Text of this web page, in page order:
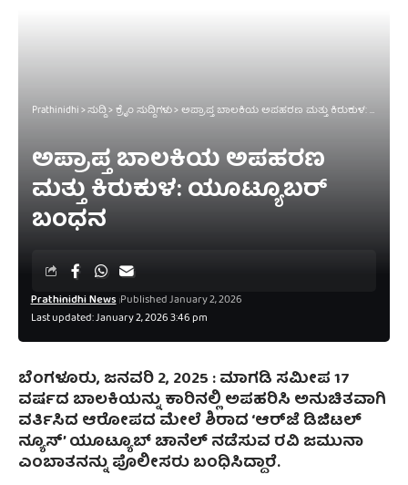
Prathinidhi>ಸುದ್ದಿ>ಕ್ರೈಂ ಸುದ್ದಿಗಳು>ಅಪ್ರಾಪ್ತ ಬಾಲಕಿಯ ಅಪಹರಣ ಮತ್ತು ಕಿರುಕುಳ: ಯೂಟ್ಯೂಬರ್ ಬಂಧನ
ಅಪ್ರಾಪ್ತ ಬಾಲಕಿಯ ಅಪಹರಣ
ಮತ್ತು ಕಿರುಕುಳ: ಯೂಟ್ಯೂಬರ್
ಬಂಧನ
Last updated: January 2, 2026 3:46 pm
Prathinidhi News Published January 2, 2026
ಬೆಂಗಳೂರು, ಜನವರಿ 2, 2025 :ಮಾಗಡಿ ಸಮೀಪ 17
ವರ್ಷದ ಬಾಲಕಿಯನ್ನು ಕಾರಿನಲ್ಲಿ ಅಪಹರಿಸಿ ಅನುಚಿತವಾಗಿ
ವರ್ತಿಸಿದ ಆರೋಪದ ಮೇಲೆ ಶಿರಾದ ‘ಆರ್‌ಜೆ ಡಿಜಿಟಲ್
ನ್ಯೂಸ್’ ಯೂಟ್ಯೂಬ್ ಚಾನೆಲ್ ನಡೆಸುವ ರವಿ ಜಮುನಾ
ಎಂಬಾತನನ್ನು ಪೊಲೀಸರು ಬಂಧಿಸಿದ್ದಾರೆ.